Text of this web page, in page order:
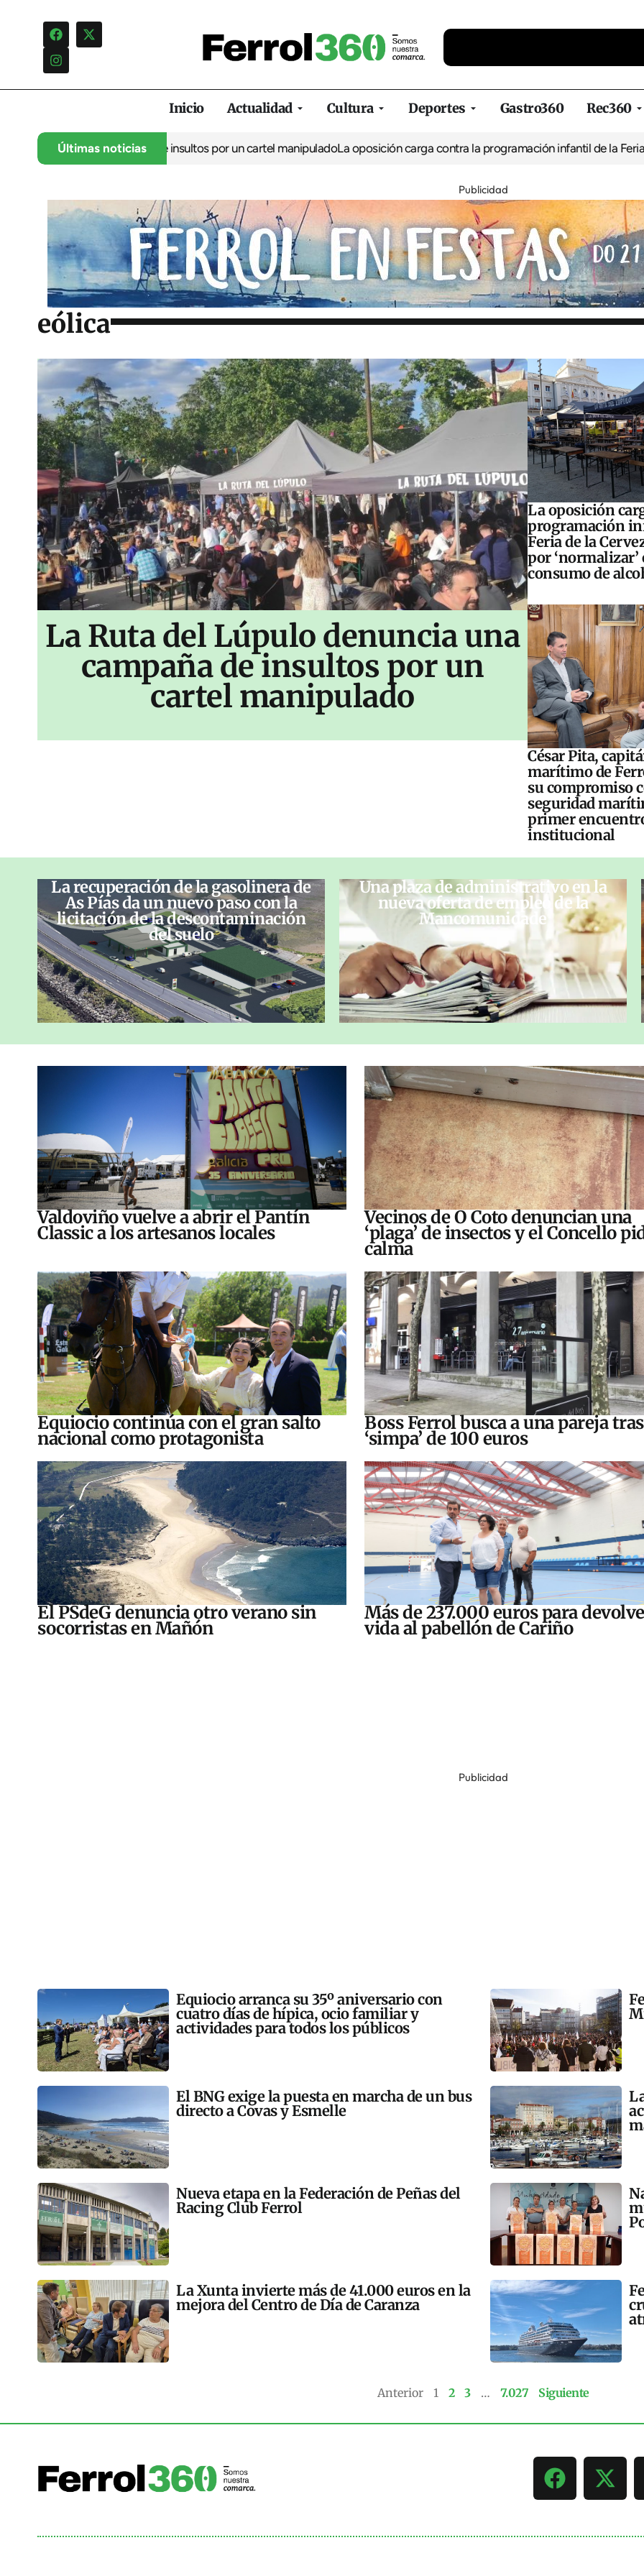
Inicio Actualidad Cultura Deportes Gastro360 Rec360
Últimas noticias
una campaña de insultos por un cartel manipulado La oposición carga contra la programación infantil de la Feria de la
Publicidad
eólica
La Ruta del Lúpulo denuncia una
campaña de insultos por un
cartel manipulado
La oposición
programación
Feria de la
por ‘normalizar’
consumo de
César Pita,
marítimo de
su compromiso
seguridad
primer
institucional
La recuperación de la gasolinera de
As Pías da un nuevo paso con la
licitación de la descontaminación
del suelo
Una plaza de administrativo en la
nueva oferta de empleo de la
Mancomunidade
Valdoviño vuelve a abrir el Pantín
Classic a los artesanos locales
Vecinos de O Coto denuncian una
‘plaga’ de insectos y el Concello
calma
Equiocio continúa con el gran salto
nacional como protagonista
Boss Ferrol busca a una pareja
‘simpa’ de 100 euros
El PSdeG denuncia otro verano sin
socorristas en Mañón
Más de 237.000 euros para
vida al pabellón de Cariño
Publicidad
Equiocio arranca su 35º aniversario con
cuatro días de hípica, ocio familiar y
actividades para todos los públicos
El BNG exige la puesta en marcha de un bus
directo a Covas y Esmelle
Nueva etapa en la Federación de Peñas del
Racing Club Ferrol
La Xunta invierte más de 41.000 euros en la
mejora del Centro de Día de Caranza
Anterior 1 2 3 … 7.027 Siguiente